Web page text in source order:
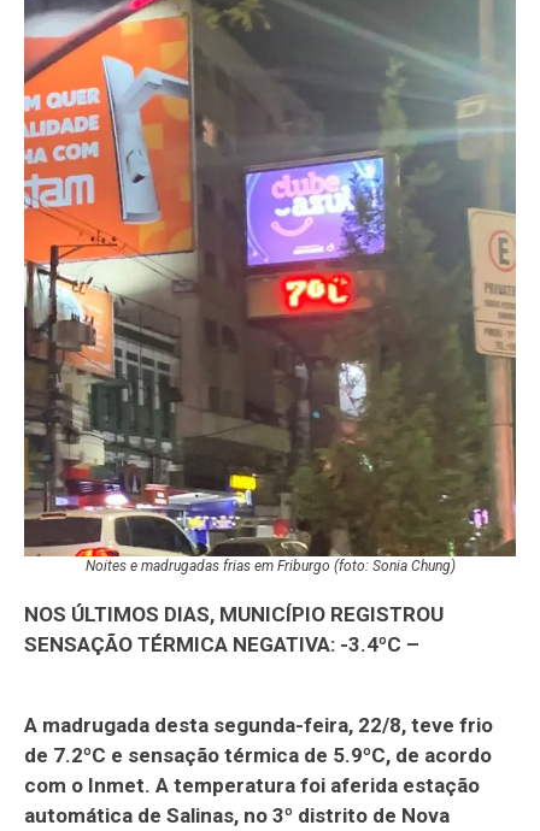
Noites e madrugadas frias em Friburgo (foto: Sonia Chung)
NOS ÚLTIMOS DIAS, MUNICÍPIO REGISTROU
SENSAÇÃO TÉRMICA NEGATIVA: -3.4ºC –
A madrugada desta segunda-feira, 22/8, teve frio
de 7.2ºC e sensação térmica de 5.9ºC, de acordo
com o Inmet. A temperatura foi aferida estação
automática de Salinas, no 3º distrito de Nova